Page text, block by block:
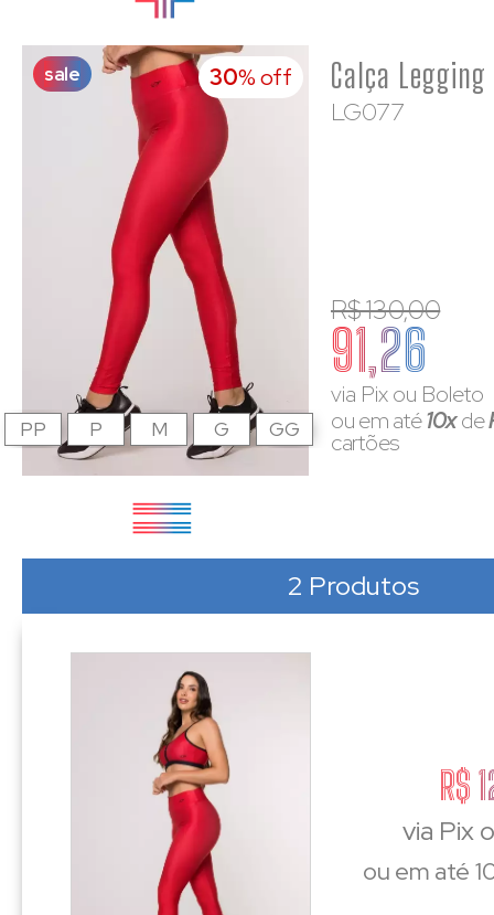
sale 30% off
LG077
R$ 130,00
91,26
via Pix ou Boleto
ou em até10xde
cartões
PP P M G GG
2 Produtos
R$
via Pix
ou em até